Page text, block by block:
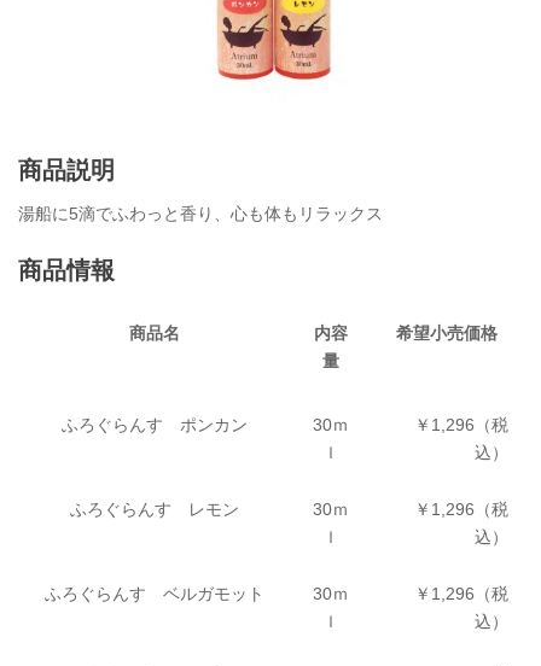
商品説明
湯船に5滴でふわっと香り、心も体もリラックス
商品情報
商品名
内容
量
希望小売価格
ふろぐらんす ポンカン
30ｍ
ｌ
￥1,296（税
込）
ふろぐらんす レモン
30ｍ
ｌ
￥1,296（税
込）
ふろぐらんす ベルガモット
30ｍ
ｌ
￥1,296（税
込）